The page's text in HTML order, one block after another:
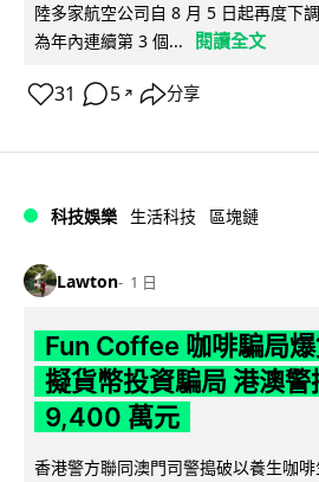
陸多家航空公司自 8 月 5 日起再度下
為年內連續第 3 個...
閱讀全文
31 5 ↗ 分享
科技娛樂 生活科技 區塊鏈
Lawton 1 日
Fun Coffee 咖啡騙局
擬貨幣投資騙局 港澳警
9,400 萬元
香港警方聯同澳門司警搗破以養生咖